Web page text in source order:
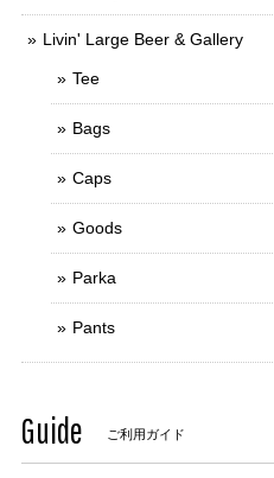
Livin' Large Beer & Gallery
Tee
Bags
Caps
Goods
Parka
Pants
Guide ご利用ガイド